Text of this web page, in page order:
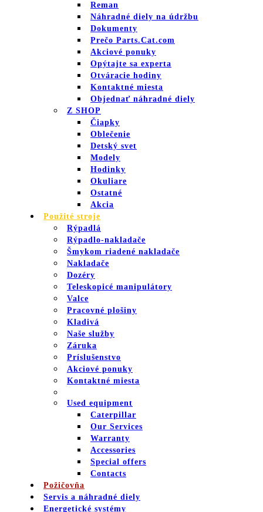
Reman
Náhradné diely na údržbu
Dokumenty
Prečo Parts.Cat.com
Akciové ponuky
Opýtajte sa experta
Otváracie hodiny
Kontaktné miesta
Objednať náhradné diely
Z SHOP
Čiapky
Oblečenie
Detský svet
Modely
Hodinky
Okuliare
Ostatné
Akcia
Použité stroje
Rýpadlá
Rýpadlo-nakladače
Šmykom riadené nakladače
Nakladače
Dozéry
Teleskopicé manipulátory
Valce
Pracovné plošiny
Kladivá
Naše služby
Záruka
Príslušenstvo
Akciové ponuky
Kontaktné miesta
Used equipment
Caterpillar
Our Services
Warranty
Accessories
Special offers
Contacts
Požičovňa
Servis a náhradné diely
Energetické systémy